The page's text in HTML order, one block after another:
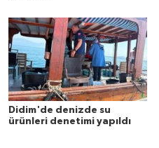
Didim'de denizde su
ürünleri denetimi yapıldı